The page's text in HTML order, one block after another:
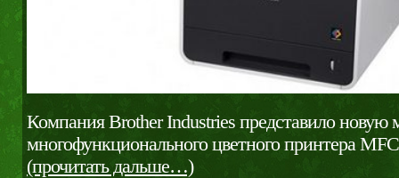
Компания Brother Industries представило новую
многофункционального цветного принтера
(прочитать дальше…)